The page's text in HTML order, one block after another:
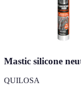
Mastic silicone
QUILOSA